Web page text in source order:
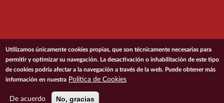
© 2026 Ayuntamiento de la Villa de La Orotava
ACCESIBILIDADCONDICIONES DE USOPOLÍTICA DE PRIVACIDAD
Utilizamos únicamente cookies propias, que son técnicamente necesarias para
permitir y optimizar su navegación. La desactivación o inhabilitación de este tipo
de cookies podría afectar a la navegación a través de la web. Puede obtener más
información en nuestra Política de Cookies
De acuerdo No, gracias